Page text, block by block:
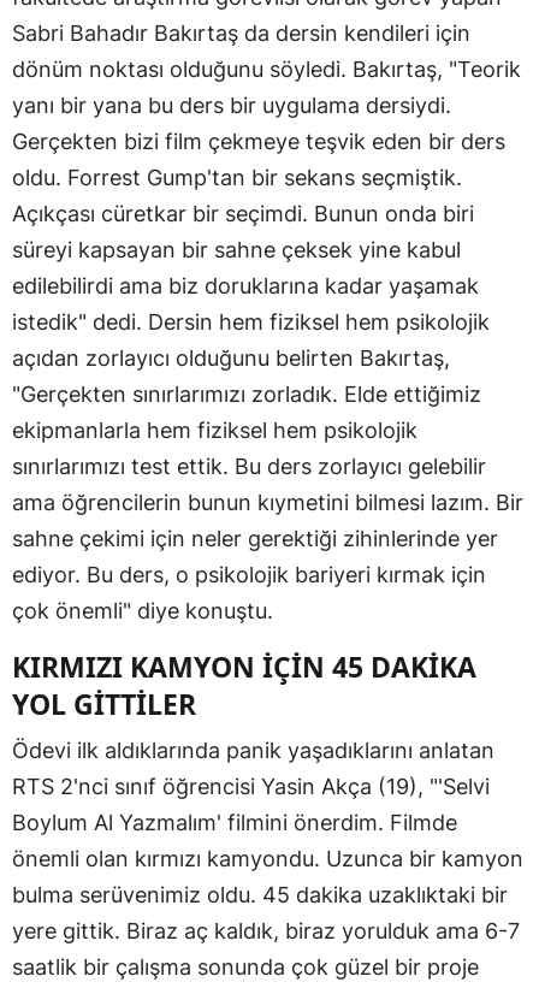
Sabri Bahadır Bakırtaş da dersin kendileri için
dönüm noktası olduğunu söyledi. Bakırtaş, "Teorik
yanı bir yana bu ders bir uygulama dersiydi.
Gerçekten bizi film çekmeye teşvik eden bir ders
oldu. Forrest Gump'tan bir sekans seçmiştik.
Açıkçası cüretkar bir seçimdi. Bunun onda biri
süreyi kapsayan bir sahne çeksek yine kabul
edilebilirdi ama biz doruklarına kadar yaşamak
istedik" dedi. Dersin hem fiziksel hem psikolojik
açıdan zorlayıcı olduğunu belirten Bakırtaş,
"Gerçekten sınırlarımızı zorladık. Elde ettiğimiz
ekipmanlarla hem fiziksel hem psikolojik
sınırlarımızı test ettik. Bu ders zorlayıcı gelebilir
ama öğrencilerin bunun kıymetini bilmesi lazım. Bir
sahne çekimi için neler gerektiği zihinlerinde yer
ediyor. Bu ders, o psikolojik bariyeri kırmak için
çok önemli" diye konuştu.
KIRMIZI KAMYON İÇİN 45 DAKİKA
YOL GİTTİLER
Ödevi ilk aldıklarında panik yaşadıklarını anlatan
RTS 2'nci sınıf öğrencisi Yasin Akça (19), "'Selvi
Boylum Al Yazmalım' filmini önerdim. Filmde
önemli olan kırmızı kamyondu. Uzunca bir kamyon
bulma serüvenimiz oldu. 45 dakika uzaklıktaki bir
yere gittik. Biraz aç kaldık, biraz yorulduk ama 6-7
saatlik bir çalışma sonunda çok güzel bir proje